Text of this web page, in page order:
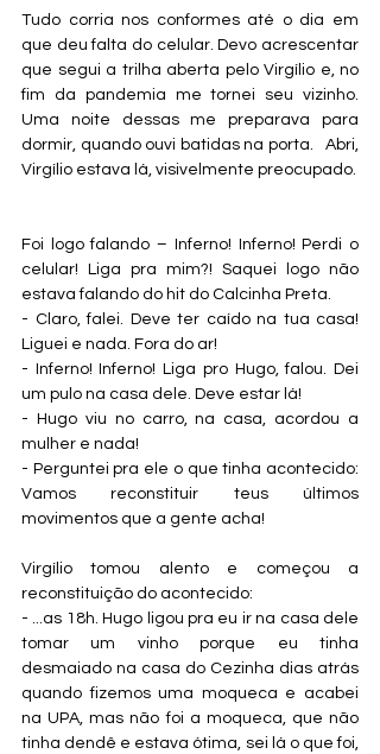
Tudo corria nos conformes até o dia em
que deu falta do celular. Devo acrescentar
que segui a trilha aberta pelo Virgílio e, no
fim da pandemia me tornei seu vizinho.
Uma noite dessas me preparava para
dormir, quando ouvi batidas na porta.   Abri,
Virgílio estava lá, visivelmente preocupado.
Foi logo falando – Inferno! Inferno! Perdi o
celular! Liga pra mim?! Saquei logo não
estava falando do hit do Calcinha Preta.
- Claro, falei. Deve ter caído na tua casa!
Liguei e nada. Fora do ar!
- Inferno! Inferno! Liga pro Hugo, falou. Dei
um pulo na casa dele. Deve estar lá!
- Hugo viu no carro, na casa, acordou a
mulher e nada!
- Perguntei pra ele o que tinha acontecido:
Vamos reconstituir teus últimos
movimentos que a gente acha!
Virgílio tomou alento e começou a
reconstituição do acontecido:
- ...as 18h. Hugo ligou pra eu ir na casa dele
tomar um vinho porque eu tinha
desmaiado na casa do Cezinha dias atrás
quando fizemos uma moqueca e acabei
na UPA, mas não foi a moqueca, que não
tinha dendê e estava ótima, sei lá o que foi,